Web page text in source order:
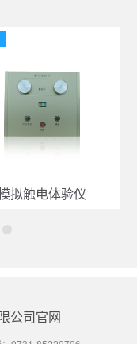
拟触电体验仪
公司官网